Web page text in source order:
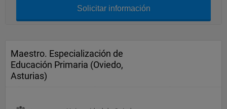
Solicitar información
Maestro. Especialización de
Educación Primaria (Oviedo,
Asturias)